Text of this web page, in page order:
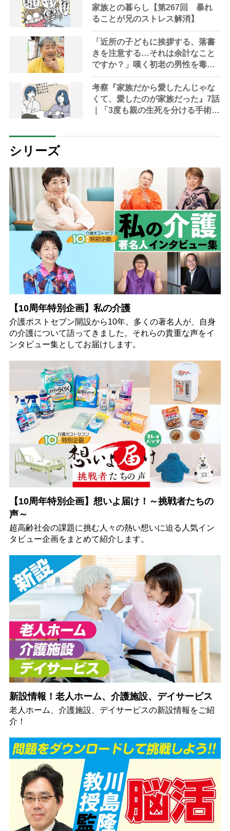
家族との暮らし【第267回 暴れ
ることが兄のストレス解消】
「近所の子どもに挨拶する、落書
きを注意する…それは余計なこと
ですか？」嘆く初老の男性を毒蝮
三太夫が励ます｜「マムちゃんの
毒入り相談室」第62回
考察『家族だから愛したんじゃな
くて、愛したのが家族だった』7話
｜「3度も親の生死を分ける手術に
シリーズ
【10周年特別企画】私の介護
介護ポストセブン開設から10年。多くの著名人が、自身
の介護について語ってきました。それらの貴重な声をイ
ンタビュー集としてお届けします。
【10周年特別企画】想いよ届け！～挑戦者たちの
声～
超高齢社会の課題に挑む人々の熱い想いに迫る人気イン
タビュー企画をまとめて紹介します。
新設情報！老人ホーム、介護施設、デイサービス
老人ホーム、介護施設、デイサービスの新設情報をご紹
介！